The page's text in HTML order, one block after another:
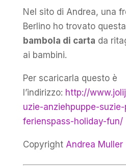
Nel sito di Andrea, una
Berlino ho trovato
bambola di carta da
ai bambini.
Per scaricarla questo è
l’indirizzo: http://
uzie-anziehpuppe-
ferienspass-holiday-fun/
Copyright Andrea Muller